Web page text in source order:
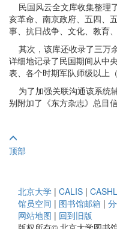
民国风云全文库收集整理
亥革命、南京政府、五四、
事、抗日战争、文化、教育
其次，该库还收录了三万
详细地记录了民国期间从中
表、各个时期军队师级以上
为了加强关联沟通该系统
别附加了《东方杂志》总目信
顶部
北京大学 | CALIS | CASHL
馆员空间 | 图书馆邮箱 |
网站地图 | 回到旧版